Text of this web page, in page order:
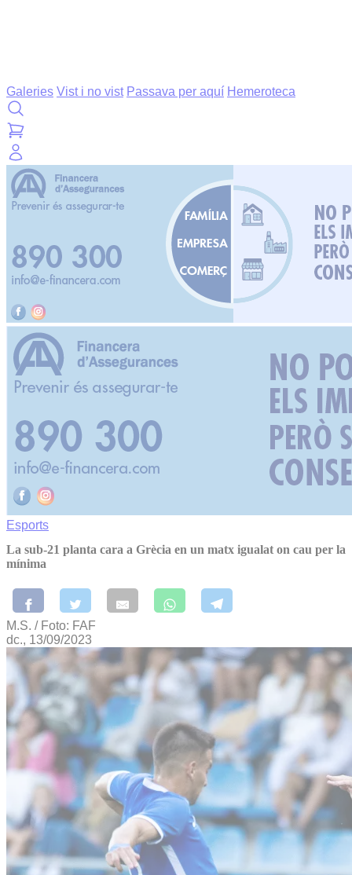
Galeries Vist i no vist Passava per aquí Hemeroteca
Esports
La sub-21 planta cara a Grècia en un matx igualat on cau per la
mínima
M.S. / Foto: FAF
dc., 13/09/2023